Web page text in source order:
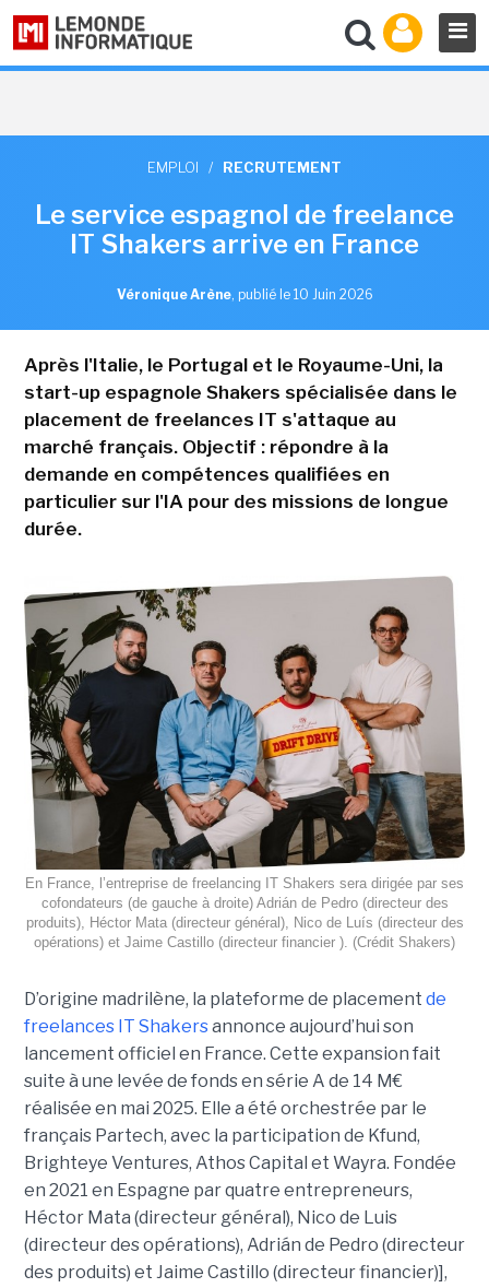
EMPLOI / RECRUTEMENT
Le service espagnol de freelance
IT Shakers arrive en France
Véronique Arène, publié le 10 Juin 2026
Après l'Italie, le Portugal et le Royaume-Uni, la
start-up espagnole Shakers spécialisée dans le
placement de freelances IT s'attaque au
marché français. Objectif : répondre à la
demande en compétences qualifiées en
particulier sur l'IA pour des missions de longue
durée.
En France, l’entreprise de freelancing IT Shakers sera dirigée par ses
cofondateurs (de gauche à droite) Adrián de Pedro (directeur des
produits), Héctor Mata (directeur général), Nico de Luís (directeur des
opérations) et Jaime Castillo (directeur financier ). (Crédit Shakers)
D’origine madrilène, la plateforme de placement de
freelances IT Shakersannonce aujourd’hui son
lancement officiel en France. Cette expansion fait
suite à une levée de fonds en série A de 14 M€
réalisée en mai 2025. Elle a été orchestrée par le
français Partech, avec la participation de Kfund,
Brighteye Ventures, Athos Capital et Wayra. Fondée
en 2021 en Espagne par quatre entrepreneurs,
Héctor Mata (directeur général), Nico de Luis
(directeur des opérations), Adrián de Pedro (directeur
des produits) et Jaime Castillo (directeur financier)],